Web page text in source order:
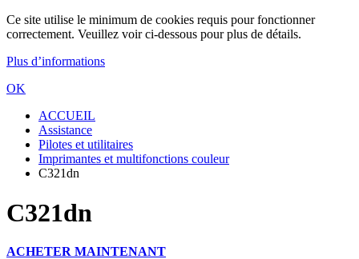
Ce site utilise le minimum de cookies requis pour fonctionner
correctement. Veuillez voir ci-dessous pour plus de détails.
Plus d’informations
OK
ACCUEIL
Assistance
Pilotes et utilitaires
Imprimantes et multifonctions couleur
C321dn
C321dn
ACHETER MAINTENANT